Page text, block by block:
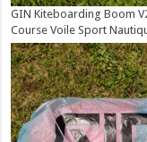
GIN Kiteboarding Boom
Course Voile Sport